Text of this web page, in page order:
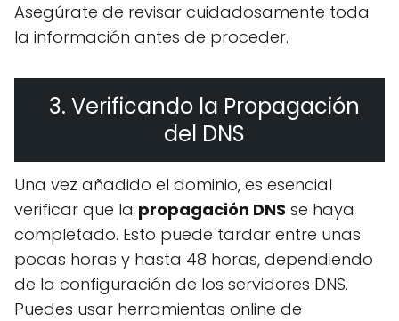
Asegúrate de revisar cuidadosamente toda
la información antes de proceder.
3. Verificando la Propagación
del DNS
Una vez añadido el dominio, es esencial
verificar que la propagación DNS se haya
completado. Esto puede tardar entre unas
pocas horas y hasta 48 horas, dependiendo
de la configuración de los servidores DNS.
Puedes usar herramientas online de